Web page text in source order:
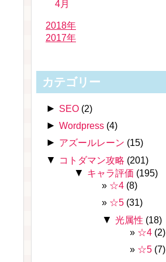
4月
2018年
2017年
カテゴリー
► SEO (2)
► Wordpress (4)
► アズールレーン (15)
▼ コトダマン攻略 (201)
▼ キャラ評価 (195)
☆4 (8)
☆5 (31)
▼ 光属性 (18)
☆4 (2)
☆5 (7)